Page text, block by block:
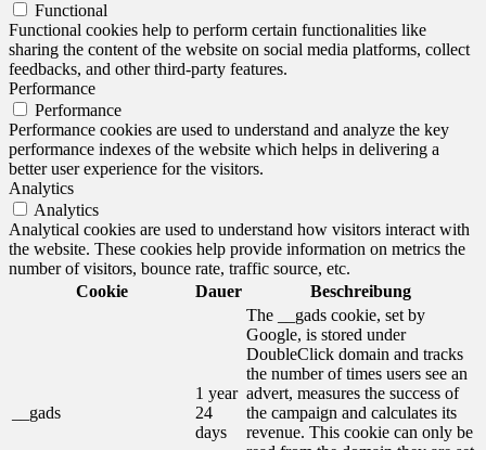
Functional
Functional cookies help to perform certain functionalities like
sharing the content of the website on social media platforms, collect
feedbacks, and other third-party features.
Performance
Performance
Performance cookies are used to understand and analyze the key
performance indexes of the website which helps in delivering a
better user experience for the visitors.
Analytics
Analytics
Analytical cookies are used to understand how visitors interact with
the website. These cookies help provide information on metrics the
number of visitors, bounce rate, traffic source, etc.
Cookie
Dauer Beschreibung
__gads
1 year
24
days
The __gads cookie, set by
Google, is stored under
DoubleClick domain and tracks
the number of times users see an
advert, measures the success of
the campaign and calculates its
revenue. This cookie can only be